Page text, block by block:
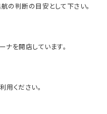
の判断の目安として下さい。
を開店しています。
ください。